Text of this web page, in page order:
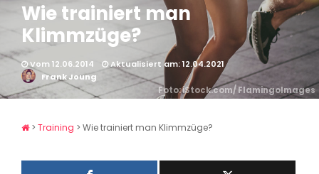
Wie trainiert man
Klimmzüge?
Vom 12.06.2014
Aktualisiert am: 12.04.2021
Frank Joung
Foto: iStock.com/ FlamingoImages
> Training > Wie trainiert man Klimmzüge?